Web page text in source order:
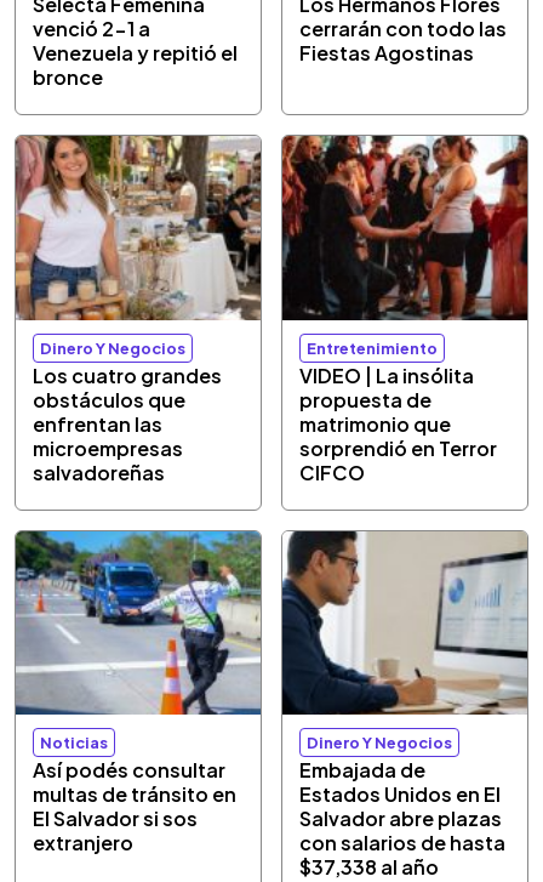
venció 2-1 a
Venezuela y repitió el
bronce
cerrarán con todo las
Fiestas Agostinas
Dinero Y Negocios
Los cuatro grandes
obstáculos que
enfrentan las
microempresas
salvadoreñas
Entretenimiento
VIDEO | La insólita
propuesta de
matrimonio que
sorprendió en Terror
CIFCO
Noticias
Así podés consultar
multas de tránsito en
El Salvador si sos
extranjero
Dinero Y Negocios
Embajada de
Estados Unidos en El
Salvador abre plazas
con salarios de hasta
$37,338 al año